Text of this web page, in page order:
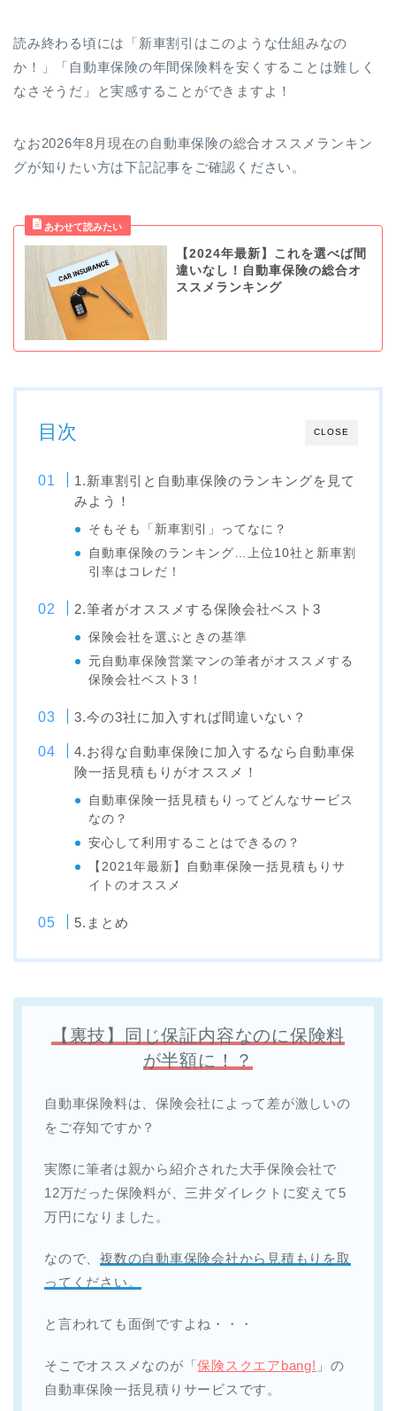
読み終わる頃には「新車割引はこのような仕組みなの
か！」「自動車保険の年間保険料を安くすることは難しく
なさそうだ」と実感することができますよ！
なお2026年8月現在の自動車保険の総合オススメランキン
グが知りたい方は下記記事をご確認ください。
【2024年最新】これを選べば間
違いなし！自動車保険の総合オ
ススメランキング
CLOSE
目次
1.新車割引と自動車保険のランキングを見て
みよう！
そもそも「新車割引」ってなに？
自動車保険のランキング…上位10社と新車割
引率はコレだ！
2.筆者がオススメする保険会社ベスト3
保険会社を選ぶときの基準
元自動車保険営業マンの筆者がオススメする
保険会社ベスト3！
3.今の3社に加入すれば間違いない？
4.お得な自動車保険に加入するなら自動車保
険一括見積もりがオススメ！
自動車保険一括見積もりってどんなサービス
なの？
安心して利用することはできるの？
【2021年最新】自動車保険一括見積もりサ
イトのオススメ
5.まとめ
【裏技】同じ保証内容なのに保険料
が半額に！？
自動車保険料は、保険会社によって差が激しいの
をご存知ですか？
実際に筆者は親から紹介された大手保険会社で
12万だった保険料が、三井ダイレクトに変えて5
万円になりました。
なので、複数の自動車保険会社から見積もりを取
ってください。
と言われても面倒ですよね・・・
そこでオススメなのが「保険スクエアbang! 」の
自動車保険一括見積りサービスです。